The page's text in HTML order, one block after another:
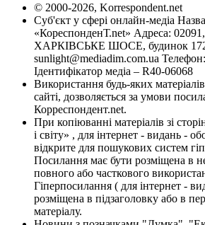
© 2000-2026, Korrespondent.net
Суб'єкт у сфері онлайн-медіа
«КореспонденТ.net» Адреса:
ХАРКІВСЬКЕ ШОСЕ, будинок 172-
sunlight@mediadim.com.ua
Ідентифікатор медіа – R40-06068
Використання будь-яких
сайті, дозволяється за умови
Корреспондент.net.
При копіюванні матеріалів зі
і світу» , для інтернет - видань -
відкрите для пошукових систем
Посилання має бути розміщена в
повного або часткового
Гіперпосилання ( для інтернет -
розміщена в підзаголовку або в
матеріалу.